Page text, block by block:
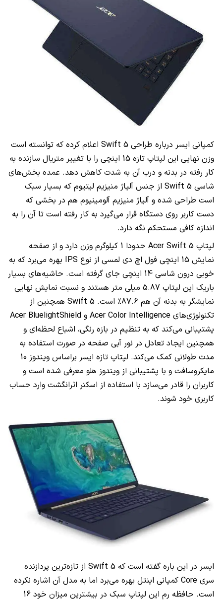
کمپانی ایسر درباره طراحی Swift 5 اعلام کرده که توانسته است
وزن نهایی این لپتاپ تازه 15 اینچی را با تغییر متریال سازنده به
کار رفته در بدنه و درب آن به شدت کاهش دهد. عمده بخش‌های
شاسی Swift 5 از جنس آلیاژ منیزیم لیتیوم که بسیار سبک
است طراحی شده و آلیاژ منیزیم آلومینیوم هم در بخشی که
دست کاربر روی دستگاه قرار می‌گیرد به کار رفته است تا آن را به
اندازه کافی مستحکم نگه دارد.
لپتاپ Acer Swift 5
حدودا 1 کیلوگرم وزن دارد و از صفحه
نمایش 15 اینچی فول اچ دی لمسی از نوع
IPS بهره می‌برد که به
خوبی درون شاسی 14 اینچی جای گرفته است. حاشیه‌های بسیار
باریک این لپتاپ 5.87 میلی متر هستند و نسبت نمایش نهایی
نمایشگر به بدنه آن هم 87.6% است.
Swift 5 همچنین از
تکنولوژی‌های Acer Color Intelligence و Acer BluelightShield
پشتیبانی می‌کند که به تنظیم در بازه رنگی، اشباع لحظه‌ای و
همچنین ایجاد تعادل در نور آبی صفحه در صورت استفاده به
مدت طولانی کمک می‌کند. لپتاپ تازه ایسر براساس ویندوز 10
مایکروسافت و با پشتیبانی از ویندوز هلو معرفی شده است و
کاربران را قادر می‌سازد با استفاده از اسکنر اثرانگشت وارد حساب
کاربری خود شوند.
ایسر در این باره گفته است که Swift 5 از تازه‌ترین پردازنده
سری Core کمپانی اینتل بهره می‌برد اما به مدل آن اشاره نکرده
است. حافظه رم این لپتاپ سبک در بیشترین میزان خود 16